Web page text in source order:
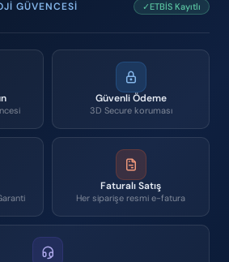
GÜVENCESI ✓ETBİS Kayıtlı
Güvenli Ödeme
3D Secure koruması
Faturalı Satış
Her siparişe resmi e-fatura